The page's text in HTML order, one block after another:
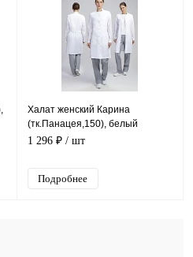
Халат женский Карина
(тк.Панацея,150), белый
1 296 ₽ / шт
Подробнее